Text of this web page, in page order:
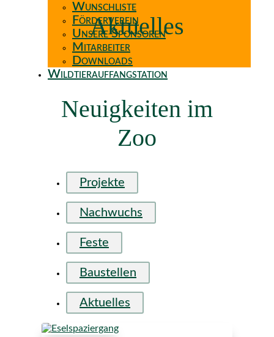
Wunschliste
Förderverein
Unsere Sponsoren
Mitarbeiter
Downloads
Wildtierauffangstation
Aktuelles
Neuigkeiten im
Zoo
Projekte
Nachwuchs
Feste
Baustellen
Aktuelles